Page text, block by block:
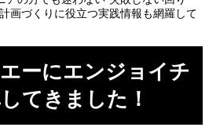
画づくりに役立つ実践情報も網羅して
ーにエンジョイチ
てきました！